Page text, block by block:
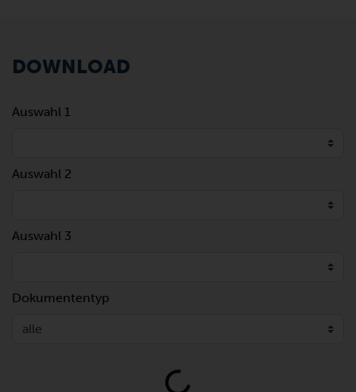
DOWNLOAD
Auswahl 1
Auswahl 2
Auswahl 3
Dokumententyp
Loading...